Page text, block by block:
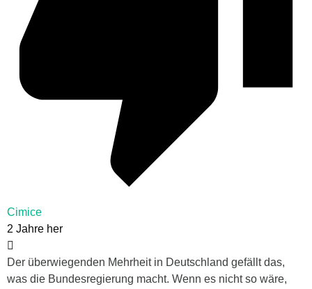
Cimice
2 Jahre her
Der überwiegenden Mehrheit in Deutschland gefällt das,
was die Bundesregierung macht. Wenn es nicht so wäre,